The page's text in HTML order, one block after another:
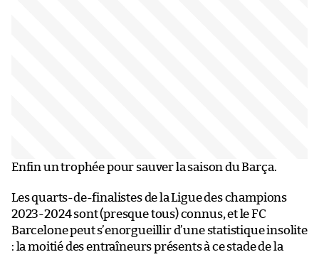
Enfin un trophée pour sauver la saison du Barça.
Les quarts-de-finalistes de la Ligue des champions
2023-2024 sont (presque tous) connus, et le FC
Barcelone peut s’enorgueillir d’une statistique insolite
: la moitié des entraîneurs présents à ce stade de la